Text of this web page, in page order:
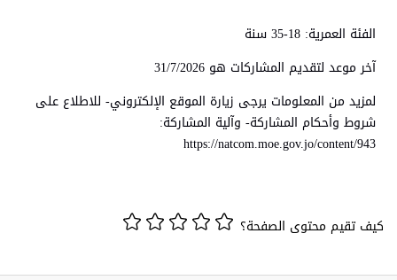
الفئة العمرية: 18-35 سنة
آخر موعد لتقديم المشاركات هو 31/7/2026
لمزيد من المعلومات يرجى زيارة الموقع الإلكتروني- للاطلاع على
شروط وأحكام المشاركة- وآلية المشاركة:
https://natcom.moe.gov.jo/content/943
كيف تقيم محتوى الصفحة؟